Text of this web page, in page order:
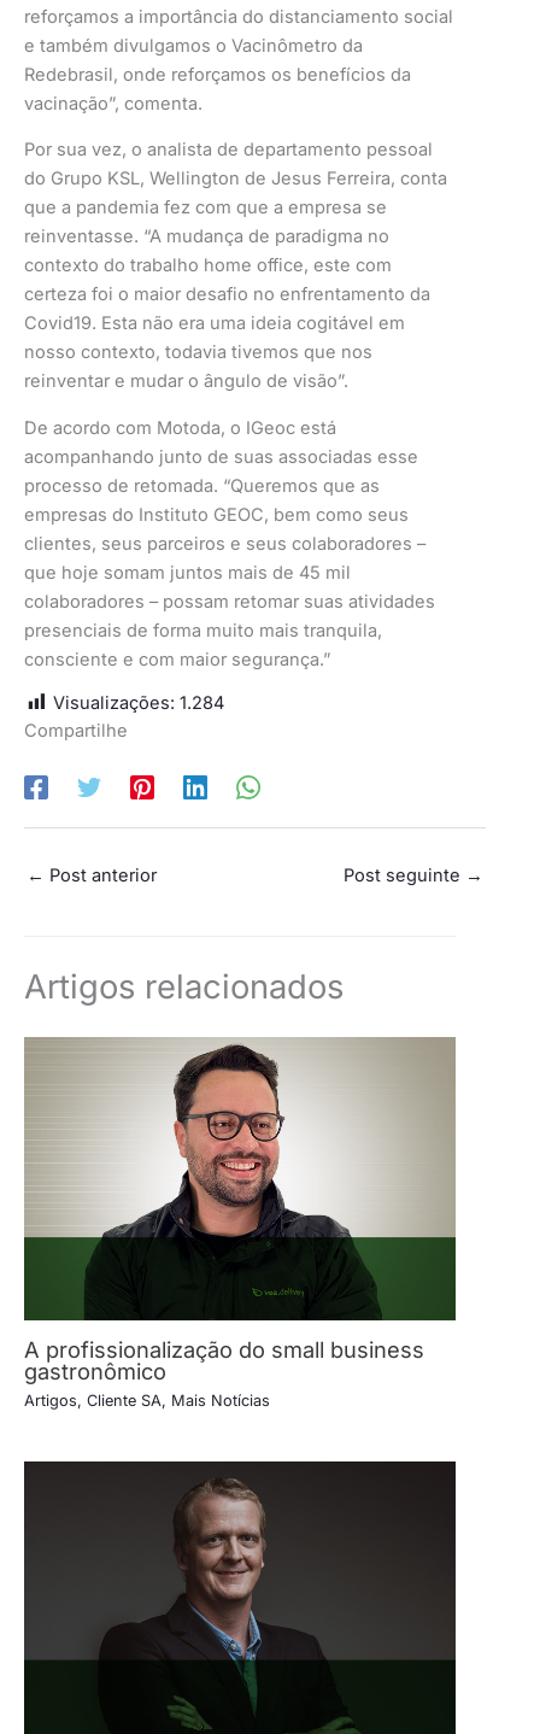
reforçamos a importância do distanciamento social
e também divulgamos o Vacinômetro da
Redebrasil, onde reforçamos os benefícios da
vacinação”, comenta.
Por sua vez, o analista de departamento pessoal
do Grupo KSL, Wellington de Jesus Ferreira, conta
que a pandemia fez com que a empresa se
reinventasse. “A mudança de paradigma no
contexto do trabalho home office, este com
certeza foi o maior desafio no enfrentamento da
Covid19. Esta não era uma ideia cogitável em
nosso contexto, todavia tivemos que nos
reinventar e mudar o ângulo de visão”.
De acordo com Motoda, o IGeoc está
acompanhando junto de suas associadas esse
processo de retomada. “Queremos que as
empresas do Instituto GEOC, bem como seus
clientes, seus parceiros e seus colaboradores –
que hoje somam juntos mais de 45 mil
colaboradores – possam retomar suas atividades
presenciais de forma muito mais tranquila,
consciente e com maior segurança.”
Visualizações: 1.284
Compartilhe
← Post anterior Post seguinte →
Artigos relacionados
A profissionalização do small business
gastronômico
Artigos, Cliente SA, Mais Notícias